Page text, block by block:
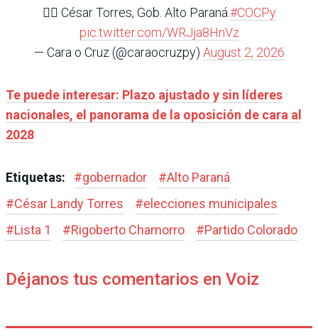
👉🏽 ⁠César Torres, Gob. Alto Paraná.#COCPy
pic.twitter.com/WRJja8HnVz
— Cara o Cruz (@caraocruzpy) August 2, 2026
Te puede interesar: Plazo ajustado y sin líderes
nacionales, el panorama de la oposición de cara al
2028
Etiquetas: #gobernador #Alto Paraná
#César Landy Torres #elecciones municipales
#Lista 1 #Rigoberto Chamorro #Partido Colorado
Déjanos tus comentarios en Voiz